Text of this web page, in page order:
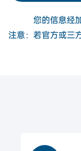
您的信息经
注意：若官方或三